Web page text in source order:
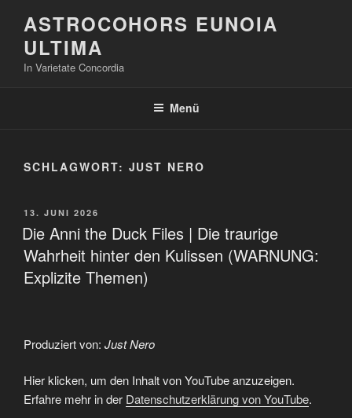
Inhalt
springen
ASTROCOHORS EUNOIA
ULTIMA
In Varietate Concordia
Menü
SCHLAGWORT: JUST NERO
VERÖFFENTLICHT
AM
13. JUNI 2026
Die Anni the Duck Files | Die traurige
Wahrheit hinter den Kulissen (WARNUNG:
Explizite Themen)
Produziert von: Just Nero
„Die
Anni
the
Duck
Hier klicken, um den Inhalt von YouTube anzuzeigen.
Erfahre mehr in der Datenschutzerklärung von YouTube.